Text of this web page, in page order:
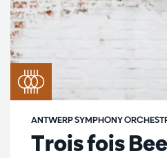
Trois fois
ANTWERP SYMPHONY